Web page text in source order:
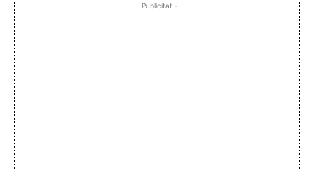
- Publicitat -